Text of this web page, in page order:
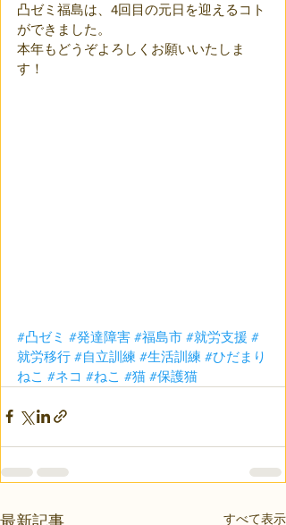
凸ゼミ福島は、4回目の元日を迎えるコト
ができました。
本年もどうぞよろしくお願いいたしま
す！
#凸ゼミ #発達障害 #福島市 #就労支援 #
就労移行 #自立訓練 #生活訓練 #ひだまり
ねこ #ネコ #ねこ #猫 #保護猫
最新記事 すべて表示